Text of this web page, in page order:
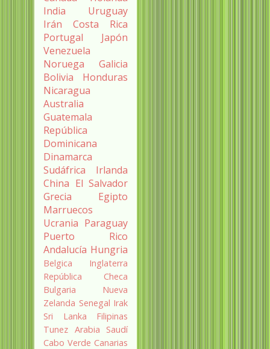
India
Uruguay
Irán
Costa Rica
Portugal
Japón
Venezuela
Noruega
Galicia
Bolivia
Honduras
Nicaragua
Australia
Guatemala
República
Dominicana
Dinamarca
Sudáfrica
Irlanda
China El Salvador
Grecia
Egipto
Marruecos
Ucrania Paraguay
Puerto Rico
Andalucía Hungria
Belgica
Inglaterra
República Checa
Bulgaria
Nueva
Zelanda Senegal Irak
Sri Lanka
Filipinas
Tunez Arabia Saudí
Cabo Verde Canarias